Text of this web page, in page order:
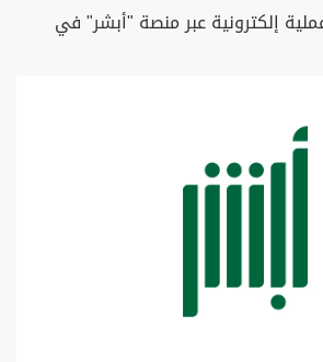
مليون عملية إلكترونية عبر منصة "أبشر" في